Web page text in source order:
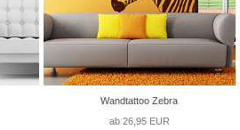
Wandtattoo Zebra
ab 26,95 EUR